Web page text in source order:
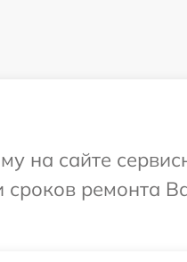
на сайте
сроков ремонта